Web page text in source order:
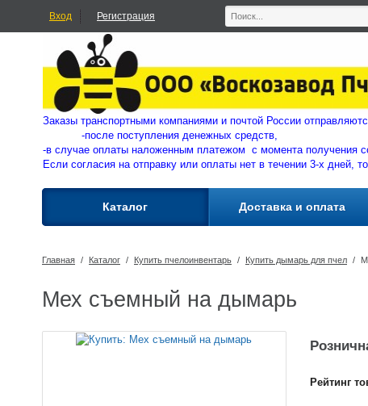
Вход Регистрация
Заказы транспортными компаниями и почтой России
-после поступления денежных средств,
-в случае оплаты наложенным платежом с момента получения
Если согласия на отправку или оплаты нет в течении 3-х дней,
Каталог Доставка и оплата
Главная / Каталог / Купить пчелоинвентарь / Купить дымарь для пчел /
Мех съемный на дымарь
Рейтинг